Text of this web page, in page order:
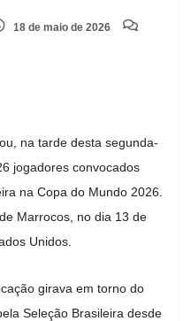
18 de maio de 2026
na tarde desta segunda-
jogadores convocados
na Copa do Mundo 2026.
Marrocos, no dia 13 de
Unidos.
girava em torno do
Seleção Brasileira desde